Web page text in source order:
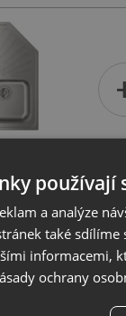
DPH
používají
a analýze
také
informacemi,
ochrany